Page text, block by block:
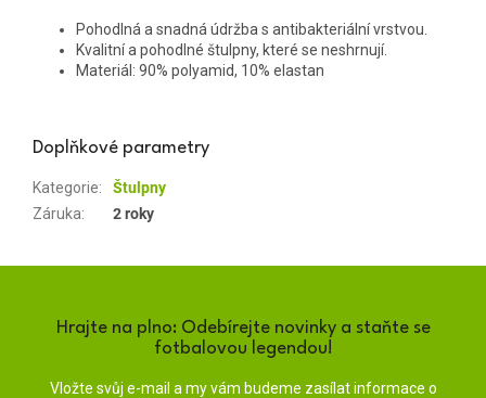
Pohodlná a snadná údržba s antibakteriální vrstvou.
Kvalitní a pohodlné štulpny, které se neshrnují.
Materiál: 90% polyamid, 10% elastan
Doplňkové parametry
Kategorie:
Štulpny
Záruka: 2 roky
Hrajte na plno: Odebírejte novinky a staňte se
fotbalovou legendou!
Vložte svůj e-mail a my vám budeme zasílat informace o